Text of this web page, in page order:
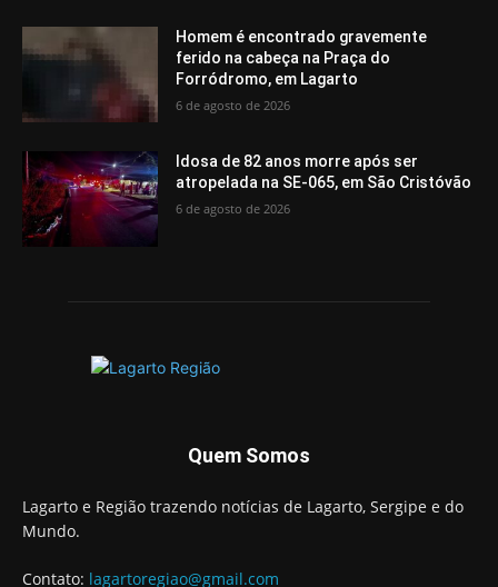
Homem é encontrado gravemente
ferido na cabeça na Praça do
Forródromo, em Lagarto
6 de agosto de 2026
Idosa de 82 anos morre após ser
atropelada na SE-065, em São Cristóvão
6 de agosto de 2026
Quem Somos
Lagarto e Região trazendo notícias de Lagarto, Sergipe e do
Mundo.
Contato: lagartoregiao@gmail.com